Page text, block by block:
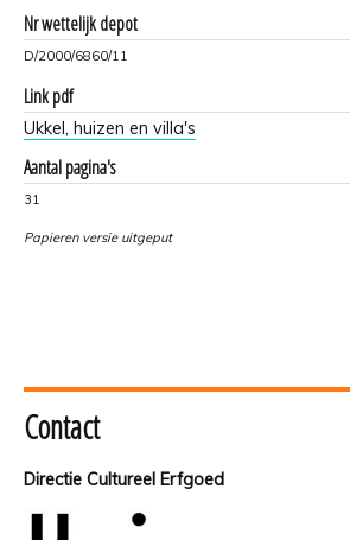
Nr wettelijk depot
D/2000/6860/11
Link pdf
Ukkel, huizen en villa's
Aantal pagina's
31
Papieren versie uitgeput
Contact
Directie Cultureel Erfgoed